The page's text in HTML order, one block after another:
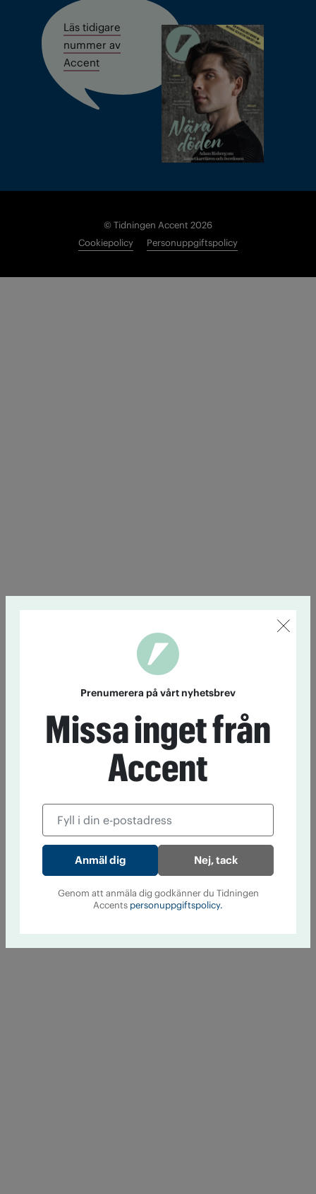
Läs tidigare
nummer av
Accent
© Tidningen Accent 2026
Cookiepolicy
Personuppgiftspolicy
Prenumerera på vårt nyhetsbrev
Missa inget från
Accent
Nej, tack
Genom att anmäla dig godkänner du Tidningen
Accents personuppgiftspolicy.